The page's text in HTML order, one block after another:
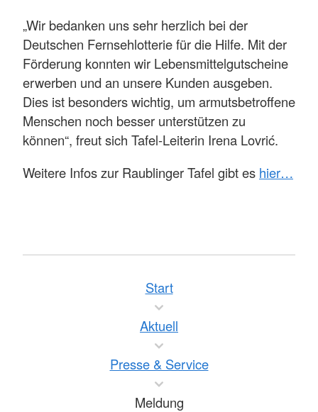
„Wir bedanken uns sehr herzlich bei der
Deutschen Fernsehlotterie für die Hilfe. Mit der
Förderung konnten wir Lebensmittelgutscheine
erwerben und an unsere Kunden ausgeben.
Dies ist besonders wichtig, um armutsbetroffene
Menschen noch besser unterstützen zu
können“, freut sich Tafel-Leiterin Irena Lovrić.
Weitere Infos zur Raublinger Tafel gibt es hier…
Start
Aktuell
Presse & Service
Meldung